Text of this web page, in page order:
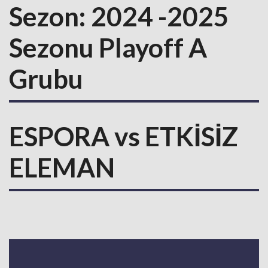
Sezon: 2024 -2025
Sezonu Playoff A
Grubu
ESPORA vs ETKİSİZ
ELEMAN